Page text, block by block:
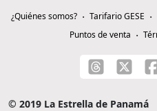
¿Quiénes somos? Tarifario GESE
Puntos de venta
© 2019 La Estrella de Panamá